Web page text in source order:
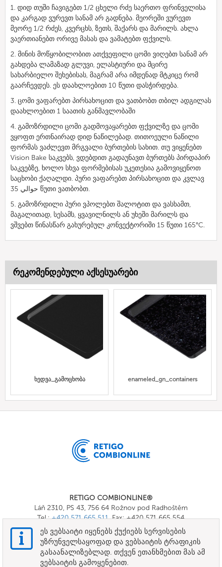
1. დიდ თუში ჩავიგებთ 1/2 ცხელი რძე საერთო ფრინველისა
და კარგად ვურევთ სანამ არ გადნება. მეორეში ვურევთ
მეორე 1/2 რძეს, კვერცხს, ზეთს, შაქარს და მარილს. ახლა
ვაერთიანებთ ორივე მასას და ვამატებთ ფქვილს.
2. მინის მოწყობილობით ათქვეფილი ცომი ვიღებთ სანამ არ
გახდება ლამაზად გლუვი, ელასტიური და მცირე
სახარბიელო შეხებისას, მაგრამ არა იმდენად მტკიცე რომ
გაარჩევდეს. ეს დაახლოებით 10 წუთი დასჭირდება.
3. ცომი ვაფარებთ პირსახოცით და ვათბობთ თბილ ადგილას
დაახლოებით 1 საათის განმავლობაში
4. გამოზრდილი ცომი გადმოვაყარებთ ფქვილზე და ცომი
ვყოფთ ერთნაირად დიდ ნაწილებად. თითოეული ნაწილი
ფორმას ვაძლევთ მრგვალი ბურთების სახით. თუ ვიყენებთ
Vision Bake საკვებს, ვდებდით გადაუნავთ ბურთებს პირდაპირ
საკვებზე, ხოლო სხვა ფორმებისას უკეთესია გამოვიყენოთ
საცხობი ქაღალდი. პური ვაფარებთ პირსახოცით და კვლავ
حوالي 35 წუთი ვათბობთ.
5. გამოზრდილი პური ვპოლებთ შალოტით და ვასხამთ,
მაგალითად, სესამს, ყვავილნილს ან უხეში მარილს და
ვშვებთ წინასწარ გახურებულ კონვექტორიში 15 წუთი 165°C.
რეკომენდებული აქსესუარები
ხედვა_გამოცხობა enameled_gn_containers
RETIGO COMBIONLINE®
Láň 2310, PS 43, 756 64 Rožnov pod Radhoštěm
Tel.:+420 571 665 511, Fax: +420 571 665 554
E-mail: info@combionline.com
OnlineMenu
ეს ვებსაიტი იყენებს ქუქიებს სერვისების
უზრუნველსაყოფად და ვებსაიტის ტრაფიკის
გასაანალიზებლად. თქვენ ეთანხმებით მას ამ
ვებსაიტის გამოყენებით.